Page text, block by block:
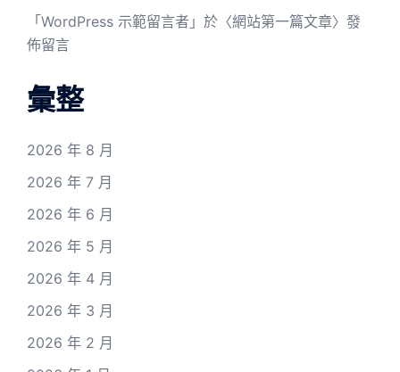
「 WordPress 示範留言者 」於〈網站第一篇文章〉發
佈留言
彙整
2026 年 8 月
2026 年 7 月
2026 年 6 月
2026 年 5 月
2026 年 4 月
2026 年 3 月
2026 年 2 月